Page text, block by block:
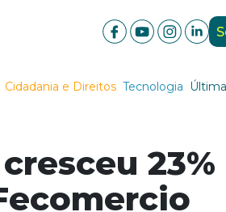
Cidadania e Direitos Tecnologia
23%